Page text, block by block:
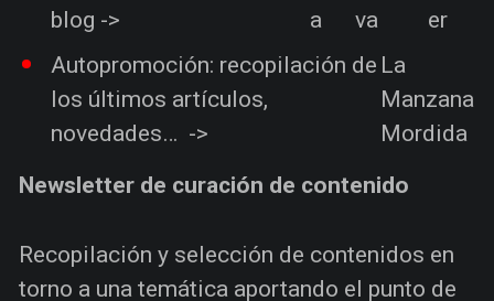
blog ->
a
va
er
Autopromoción: recopilación de
los últimos artículos,
novedades… ->
La
Manzana
Mordida
Newsletter de curación de contenido
Recopilación y selección de contenidos en
torno a una temática aportando el punto de